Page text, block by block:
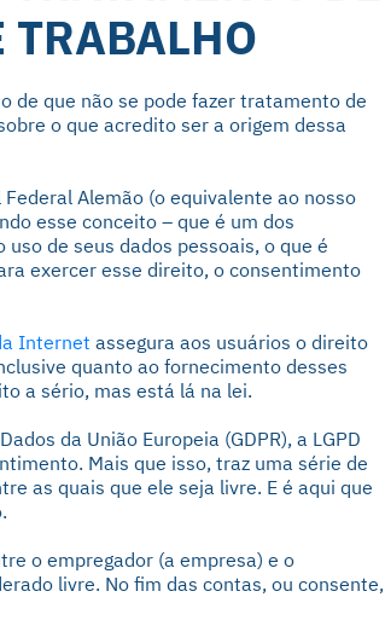
TRABALHO
de que não se pode fazer tratamento de
o que acredito ser a origem dessa
Alemão (o equivalente ao nosso
esse conceito – que é um dos
de seus dados pessoais, o que é
exercer esse direito, o consentimento
Internet assegura aos usuários o direito
quanto ao fornecimento desses
a sério, mas está lá na lei.
da União Europeia (GDPR), a LGPD
Mais que isso, traz uma série de
as quais que ele seja livre. E é aqui que
o empregador (a empresa) e o
livre. No fim das contas, ou consente,